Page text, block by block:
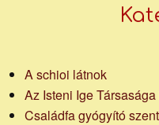
A schioi látnok
Az Isteni Ige
Családfa gyógyító